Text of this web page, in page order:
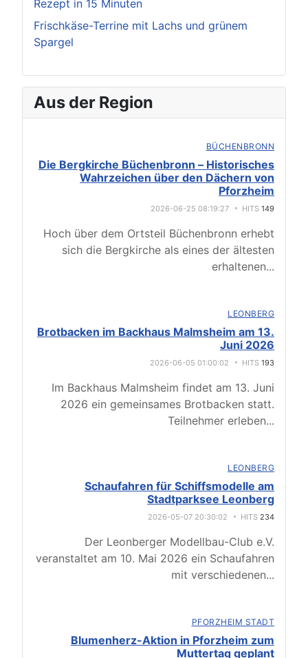
Rezept in 15 Minuten
Frischkäse-Terrine mit Lachs und grünem
Spargel
Aus der Region
BÜCHENBRONN
Die Bergkirche Büchenbronn – Historisches
Wahrzeichen über den Dächern von
Pforzheim
2026-06-25 08:19:27 HITS 149
Hoch über dem Ortsteil Büchenbronn erhebt
sich die Bergkirche als eines der ältesten
erhaltenen...
LEONBERG
Brotbacken im Backhaus Malmsheim am 13.
Juni 2026
2026-06-05 01:00:02 HITS 193
Im Backhaus Malmsheim findet am 13. Juni
2026 ein gemeinsames Brotbacken statt.
Teilnehmer erleben...
LEONBERG
Schaufahren für Schiffsmodelle am
Stadtparksee Leonberg
2026-05-07 20:30:02 HITS 234
Der Leonberger Modellbau-Club e.V.
veranstaltet am 10. Mai 2026 ein Schaufahren
mit verschiedenen...
PFORZHEIM STADT
Blumenherz-Aktion in Pforzheim zum
Muttertag geplant